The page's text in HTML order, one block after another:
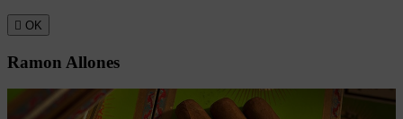
 OK
Ramon Allones